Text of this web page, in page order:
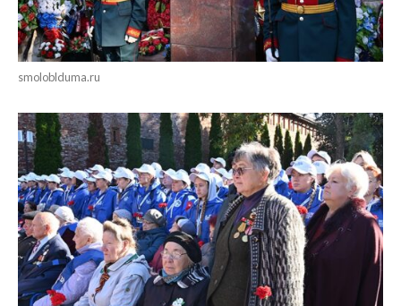
smoloblduma.ru